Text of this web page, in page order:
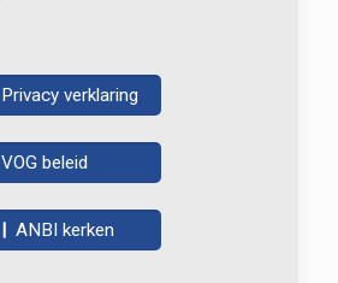
Privacy verklaring
VOG beleid
ANBI kerken